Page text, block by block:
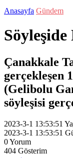
Anasayfa Gündem
Çanakkale
gerçekleşen
(Gelibolu
söyleşisi
2023-3-1 13:53:51
2023-3-1 13:53:51
0Yorum
404 Gösterim